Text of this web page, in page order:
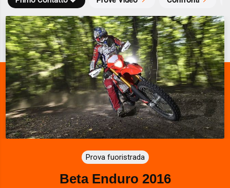
Prova fuoristrada
Beta Enduro 2016